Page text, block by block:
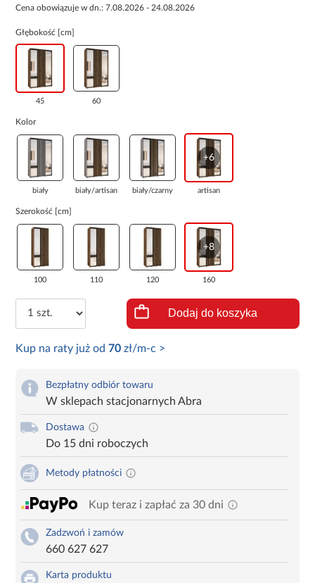
Cena obowiązuje w dn.: 7.08.2026 - 24.08.2026
Głębokość [cm]
45 60
Kolor
biały biały/artisan biały/czarny
+6
artisan
Szerokość [cm]
100 110 120
+8
160
Dodaj do koszyka
Kup na raty już od70 zł/m-c >
Bezpłatny odbiór towaru
W sklepach stacjonarnych Abra
Dostawa
Do 15 dni roboczych
Metody płatności
Kup teraz i zapłać za 30 dni
Zadzwoń i zamów
660 627 627
Karta produktu